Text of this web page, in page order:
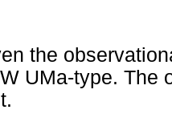
the
UMa-type. The